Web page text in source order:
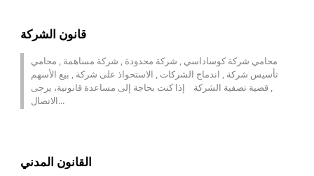
قانون الشركة
محامي شركة كوساداسي , شركة محدودة , شركة مساهمة , محامي
تأسيس شركة , اندماج الشركات , الاستحواذ على شركة , بيع الأسهم
, قضية تصفية الشركة إذا كنت بحاجة إلى مساعدة قانونية، يرجى
الاتصال...
القانون المدني